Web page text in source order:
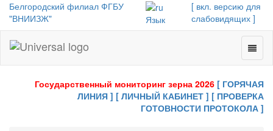
Белгородский филиал ФГБУ
"ВНИИЗЖ"
Язык
[ вкл. версию для
слабовидящих ]
-
Toggle
Государственный мониторинг зерна 2026 [ ГОРЯЧАЯ
ЛИНИЯ ] [ ЛИЧНЫЙ КАБИНЕТ ] [ ПРОВЕРКА
ГОТОВНОСТИ ПРОТОКОЛА ]